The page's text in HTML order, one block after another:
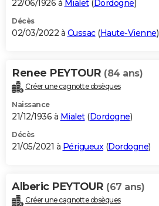
22/06/1926 à Mialet( Dordogne)
Décès
02/03/2022 à Cussac(Haute-Vienne)
Renee PEYTOUR (84 ans)
Créer une cagnotte obsèques
Naissance
21/12/1936 à Mialet(Dordogne)
Décès
21/05/2021 à Périgueux(Dordogne)
Alberic PEYTOUR (67 ans)
Créer une cagnotte obsèques